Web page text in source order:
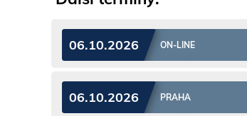
06.10.2026 ON-LINE
06.10.2026 PRAHA